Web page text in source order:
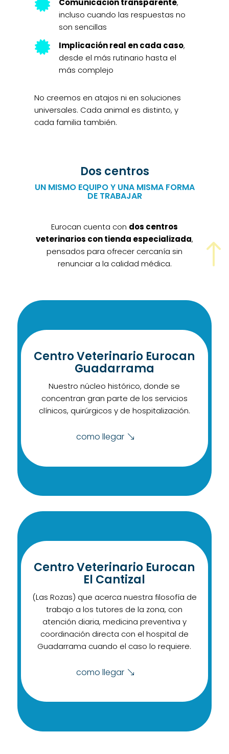
 Comunicación transparente,
incluso cuando las respuestas no
son sencillas
 Implicación real en cada caso,
desde el más rutinario hasta el
más complejo
No creemos en atajos ni en soluciones
universales. Cada animal es distinto, y
cada familia también.
Dos centros
UN MISMO EQUIPO Y UNA MISMA FORMA
DE TRABAJAR
Eurocan cuenta con dos centros
veterinarios con tienda especializada,
pensados para ofrecer cercanía sin
renunciar a la calidad médica.
Centro Veterinario Eurocan
Guadarrama
Nuestro núcleo histórico, donde se
concentran gran parte de los servicios
clínicos, quirúrgicos y de hospitalización.
como llegar
Centro Veterinario Eurocan
El Cantizal
(Las Rozas) que acerca nuestra filosofía de
trabajo a los tutores de la zona, con
atención diaria, medicina preventiva y
coordinación directa con el hospital de
Guadarrama cuando el caso lo requiere.
como llegar
!